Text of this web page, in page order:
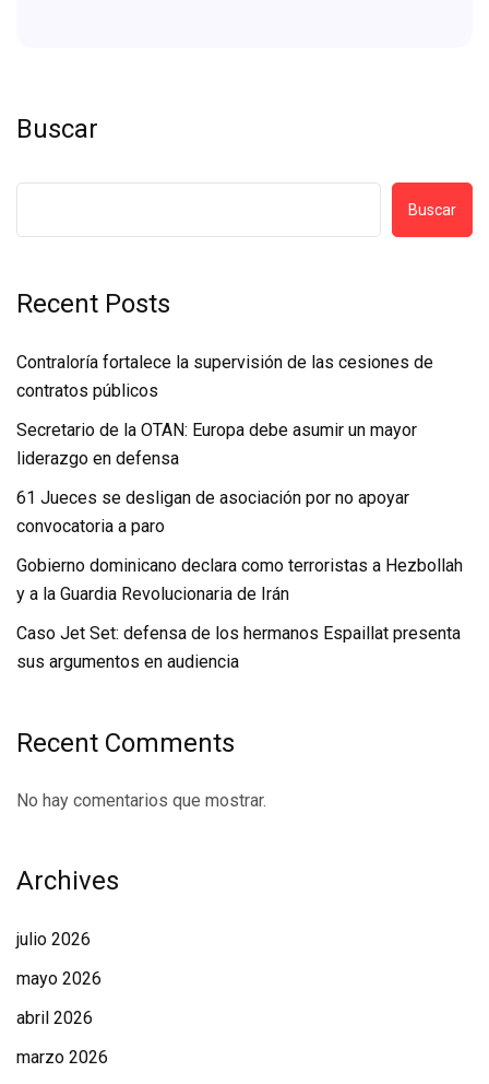
Buscar
Buscar
Recent Posts
Contraloría fortalece la supervisión de las cesiones de
contratos públicos
Secretario de la OTAN: Europa debe asumir un mayor
liderazgo en defensa
61 Jueces se desligan de asociación por no apoyar
convocatoria a paro
Gobierno dominicano declara como terroristas a Hezbollah
y a la Guardia Revolucionaria de Irán
Caso Jet Set: defensa de los hermanos Espaillat presenta
sus argumentos en audiencia
Recent Comments
No hay comentarios que mostrar.
Archives
julio 2026
mayo 2026
abril 2026
marzo 2026